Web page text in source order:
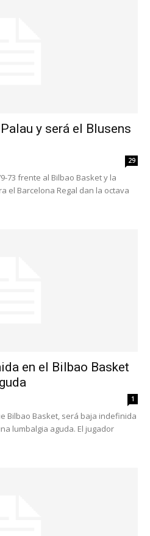
y será el Blusens
29
73 frente al Bilbao Basket y la
el Barcelona Regal dan la octava
en el Bilbao Basket
1
Bilbao Basket, será baja indefinida
lumbalgia aguda. El jugador